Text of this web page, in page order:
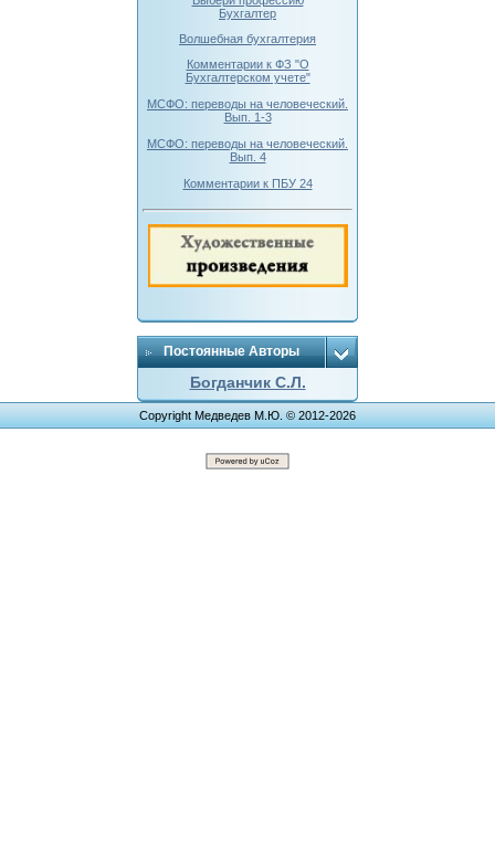
Бухгалтер
Волшебная бухгалтерия
Комментарии к ФЗ "О
Бухгалтерском учете"
МСФО: переводы на человеческий.
Вып. 1-3
МСФО: переводы на человеческий.
Вып. 4
Комментарии к ПБУ 24
Постоянные Авторы
Богданчик С.Л.
Copyright Медведев М.Ю. © 2012-2026